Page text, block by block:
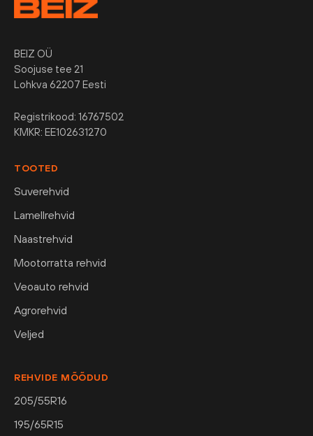
BEIZ OÜ
Soojuse tee 21
Lohkva 62207 Eesti
Registrikood: 16767502
KMKR: EE102631270
TOOTED
Suverehvid
Lamellrehvid
Naastrehvid
Mootorratta rehvid
Veoauto rehvid
Agrorehvid
Veljed
REHVIDE MÕÕDUD
205/55R16
195/65R15